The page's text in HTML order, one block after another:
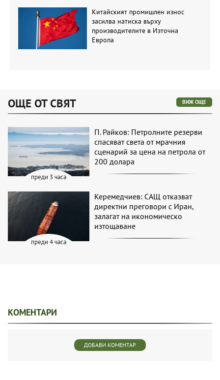
Китайският промишлен износ
засилва натиска върху
производителите в Източна
Европа
ОЩЕ ОТ СВЯТ ВИЖ ОЩЕ
преди 3 часа
П. Райков: Петролните резерви
спасяват света от мрачния
сценарий за цена на петрола от
200 долара
преди 4 часа
Керемедчиев: САЩ отказват
директни преговори с Иран,
залагат на икономическо
изтощаване
КОМЕНТАРИ
ДОБАВИ КОМЕНТАР